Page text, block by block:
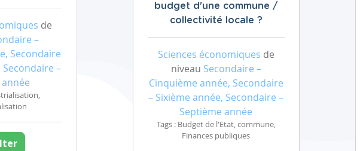
de
–
Secondaire
Secondaire –
budget d'une commune /
collectivité locale ?
Sciences économiques de
niveau Secondaire –
Cinquième année, Secondaire
– Sixième année, Secondaire –
Septième année
Tags : Budget de l'Etat, commune,
Finances publiques